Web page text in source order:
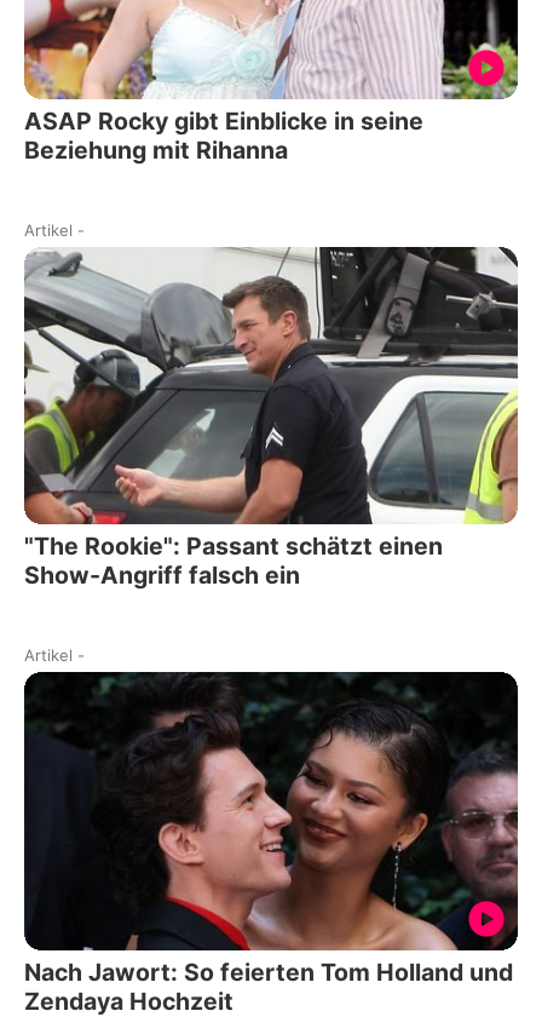
ASAP Rocky gibt Einblicke in seine
Beziehung mit Rihanna
Artikel -
"The Rookie": Passant schätzt einen
Show-Angriff falsch ein
Artikel -
Nach Jawort: So feierten Tom Holland und
Zendaya Hochzeit